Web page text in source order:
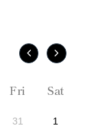
Fri Sat
31 1